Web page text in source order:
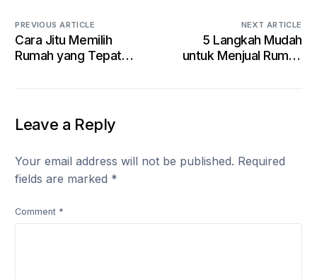
PREVIOUS ARTICLE
Cara Jitu Memilih
Rumah yang Tepat
NEXT ARTICLE
5 Langkah Mudah
untuk Menjual Rumah
Leave a Reply
Your email address will not be published. Required
fields are marked *
Comment *